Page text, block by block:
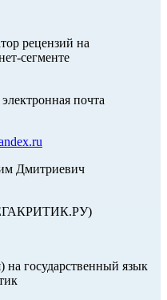
рецензий на
сегменте
почта
Дмитриевич
на государственный язык